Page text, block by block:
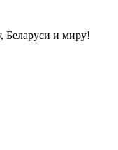
Беларуси и миру!